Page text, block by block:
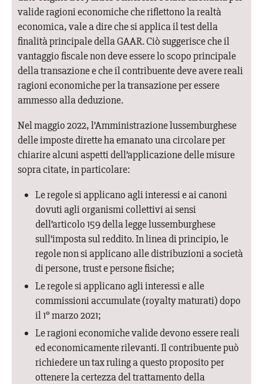
valide ragioni economiche che riflettono la realtà
economica, vale a dire che si applica il test della
finalità principale della GAAR. Ciò suggerisce che il
vantaggio fiscale non deve essere lo scopo principale
della transazione e che il contribuente deve avere reali
ragioni economiche per la transazione per essere
ammesso alla deduzione.
Nel maggio 2022, l’Amministrazione lussemburghese
delle imposte dirette ha emanato una circolare per
chiarire alcuni aspetti dell’applicazione delle misure
sopra citate, in particolare:
Le regole si applicano agli interessi e ai canoni
dovuti agli organismi collettivi ai sensi
dell’articolo 159 della legge lussemburghese
sull’imposta sul reddito. In linea di principio, le
regole non si applicano alle distribuzioni a società
di persone, trust e persone fisiche;
Le regole si applicano agli interessi e alle
commissioni accumulate (royalty maturati) dopo
il 1° marzo 2021;
Le ragioni economiche valide devono essere reali
ed economicamente rilevanti. Il contribuente può
richiedere un tax ruling a questo proposito per
ottenere la certezza del trattamento della